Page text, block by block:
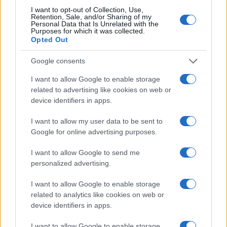
I want to opt-out of Collection, Use,
Retention, Sale, and/or Sharing of my
Personal Data that Is Unrelated with the
Purposes for which it was collected.
Opted Out
Google consents
I want to allow Google to enable storage
related to advertising like cookies on web or
device identifiers in apps.
I want to allow my user data to be sent to
Google for online advertising purposes.
I want to allow Google to send me
personalized advertising.
I want to allow Google to enable storage
related to analytics like cookies on web or
device identifiers in apps.
passato che puntualmente tornano a far capolino,
creando situazioni imbarazzanti specie sulla
questione dell’antisemitismo. A lungo Corbyn ha
potuto godere dei pasticci conservatori, restando
immobile mentre il nemico sbagliava. Dalle
elezioni di due anni fa è uscito come vincitore
mediatico, a questo giro dovrà faticare il doppio
per ricreare quelmomentum
risollevare morale e sorti laburiste dato che il suo
non prendere una chiara posizione sull’eventualità
di un secondo referendum ha avvantaggiato i
Liberaldemocratici e indebolito i suoi. Molti storici
favore di Brexit, senza essere ricambiati a
Westminster.